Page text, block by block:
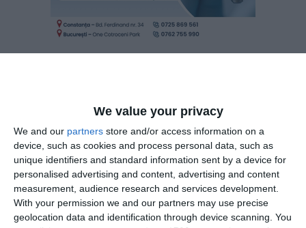
We value your privacy
We and our partners store and/or access information on a
device, such as cookies and process personal data, such as
unique identifiers and standard information sent by a device for
personalised advertising and content, advertising and content
measurement, audience research and services development.
With your permission we and our partners may use precise
geolocation data and identification through device scanning. You
Autocamion răsturnat după impactul cu un autoturism pe
DN 22A, în afara localității Hârșova spre Saraiu
Adaugă-ne ca sursă în Google
Urmărește-ne pe Google News